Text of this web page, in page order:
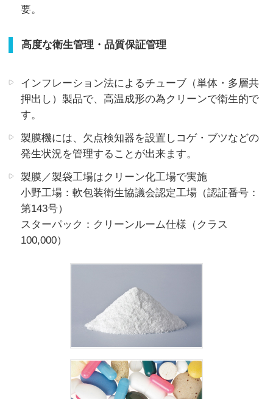
要。
高度な衛生管理・品質保証管理
インフレーション法によるチューブ（単体・多層共
押出し）製品で、高温成形の為クリーンで衛生的で
す。
製膜機には、欠点検知器を設置しコゲ・ブツなどの
発生状況を管理することが出来ます。
製膜／製袋工場はクリーン化工場で実施
小野工場：軟包装衛生協議会認定工場（認証番号：
第143号）
スターパック：クリーンルーム仕様（クラス
100,000）